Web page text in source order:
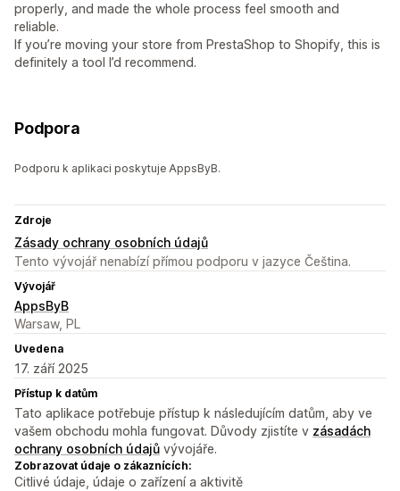
properly, and made the whole process feel smooth and
reliable.
If you’re moving your store from PrestaShop to Shopify, this is
definitely a tool I’d recommend.
Podpora
Podporu k aplikaci poskytuje AppsByB.
Zdroje
Zásady ochrany osobních údajů
Tento vývojář nenabízí přímou podporu v jazyce Čeština.
Vývojář
AppsByB
Warsaw, PL
Uvedena
17. září 2025
Přístup k datům
Tato aplikace potřebuje přístup k následujícím datům, aby ve
vašem obchodu mohla fungovat. Důvody zjistíte v zásadách
ochrany osobních údajů vývojáře.
Zobrazovat údaje o zákaznících:
Citlivé údaje, údaje o zařízení a aktivitě